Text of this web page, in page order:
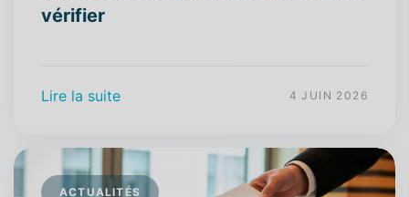
vérifier
Lire la suite 4 JUIN 2026
ACTUALITÉS